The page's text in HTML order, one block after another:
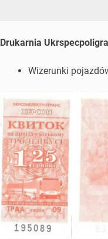
Drukarnia
Wizerunki